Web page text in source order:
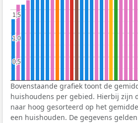
0,5
0,5
1,0
1,0
1,5
1,5
Bovenstaande grafiek toont de
huishoudens per gebied. Hierbij zijn
naar hoog gesorteerd op het
een huishouden. De gegevens